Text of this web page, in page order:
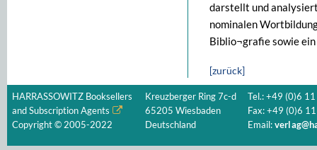
darstellt und
nominalen
Biblio¬grafie sowie
[zurück]
HARRASSOWITZ Booksellers
and Subscription Agents
Copyright © 2005-2022
Kreuzberger Ring 7c-d
65205 Wiesbaden
Deutschland
Tel.: +49 (0)6
Fax: +49 (0)6
Email: